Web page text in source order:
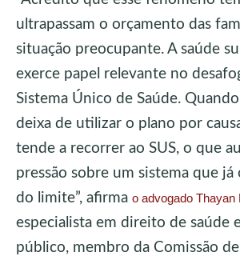
ultrapassam o orçamento das
situação preocupante. A saúde
exerce papel relevante no
Sistema Único de Saúde.
deixa de utilizar o plano por
tende a recorrer ao SUS, o que
pressão sobre um sistema que
do limite”, afirma o advogado Thayan
especialista em direito de saúde
público, membro da Comissão